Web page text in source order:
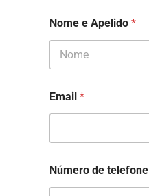
Nome e Apelido *
Email *
Número de telefone